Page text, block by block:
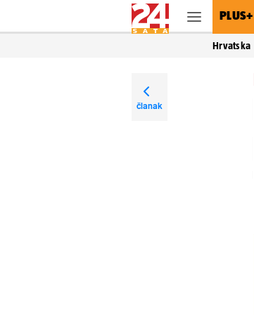
PLUS+
Hrvatska
članak